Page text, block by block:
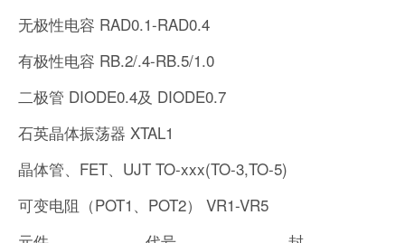
无极性电容 RAD0.1-RAD0.4
有极性电容 RB.2/.4-RB.5/1.0
二极管 DIODE0.4及 DIODE0.7
石英晶体振荡器 XTAL1
晶体管、FET、UJT TO-xxx(TO-3,TO-5)
可变电阻（POT1、POT2） VR1-VR5